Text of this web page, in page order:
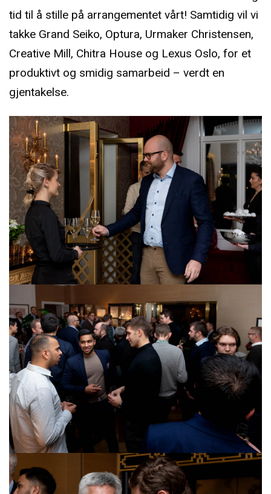
tid til å stille på arrangementet vårt! Samtidig vil vi
takke Grand Seiko, Optura, Urmaker Christensen,
Creative Mill, Chitra House og Lexus Oslo, for et
produktivt og smidig samarbeid – verdt en
gjentakelse.